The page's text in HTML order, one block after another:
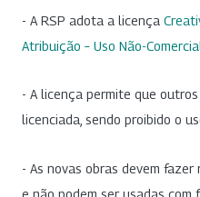
- A RSP adota a licença
Atribuição – Uso Não-
- A licença permite que
licenciada, sendo proibido o
- As novas obras devem
e não podem ser usadas com